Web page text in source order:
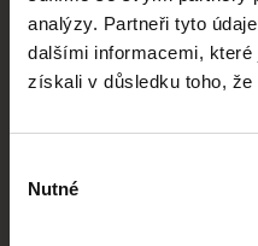
analýzy. Partneři tyto
dalšími informacemi,
získali v důsledku toho,
souhlasu
Nutné
Portál DAFilms.cz je výsledkem
festivalů dokumentárního filmu
posouvat hranice
Členové